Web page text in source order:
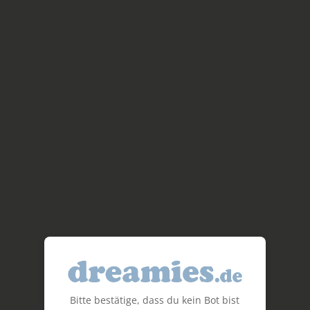
Bitte bestätige, dass du kein Bot bist